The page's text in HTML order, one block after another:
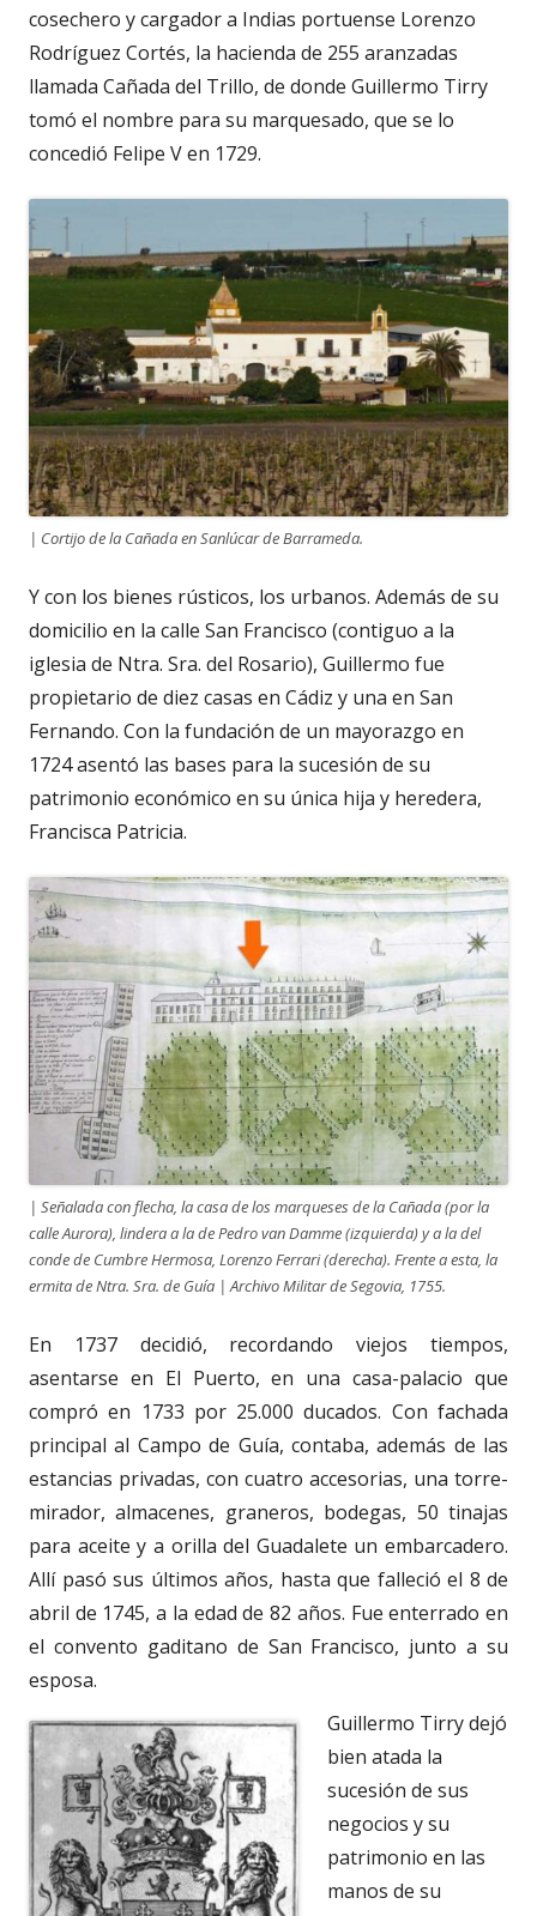
cosechero y cargador a Indias portuense Lorenzo
Rodríguez Cortés, la hacienda de 255 aranzadas
llamada Cañada del Trillo, de donde Guillermo Tirry
tomó el nombre para su marquesado, que se lo
concedió Felipe V en 1729.
| Cortijo de la Cañada en Sanlúcar de Barrameda.
Y con los bienes rústicos, los urbanos. Además de su
domicilio en la calle San Francisco (contiguo a la
iglesia de Ntra. Sra. del Rosario), Guillermo fue
propietario de diez casas en Cádiz y una en San
Fernando. Con la fundación de un mayorazgo en
1724 asentó las bases para la sucesión de su
patrimonio económico en su única hija y heredera,
Francisca Patricia.
| Señalada con flecha, la casa de los marqueses de la Cañada (por la
calle Aurora), lindera a la de Pedro van Damme (izquierda) y a la del
conde de Cumbre Hermosa, Lorenzo Ferrari (derecha). Frente a esta, la
ermita de Ntra. Sra. de Guía | Archivo Militar de Segovia, 1755.
En 1737 decidió, recordando viejos tiempos,
asentarse en El Puerto, en una casa-palacio que
compró en 1733 por 25.000 ducados. Con fachada
principal al Campo de Guía, contaba, además de las
estancias privadas, con cuatro accesorias, una torre-
mirador, almacenes, graneros, bodegas, 50 tinajas
para aceite y a orilla del Guadalete un embarcadero.
Allí pasó sus últimos años, hasta que falleció el 8 de
abril de 1745, a la edad de 82 años. Fue enterrado en
el convento gaditano de San Francisco, junto a su
esposa.
Guillermo Tirry dejó
bien atada la
sucesión de sus
negocios y su
patrimonio en las
manos de su